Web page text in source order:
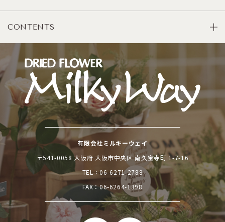
CONTENTS
有限会社ミルキーウェイ
〒541-0058 大阪府 大阪市中央区 南久宝寺町 1-7-16
TEL：06-6271-2788
FAX：06-6264-1398